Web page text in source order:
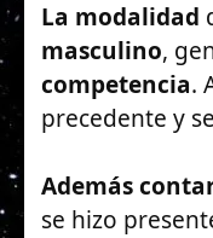
La modalidad
masculino,
competencia.
precedente y
Además
se hizo